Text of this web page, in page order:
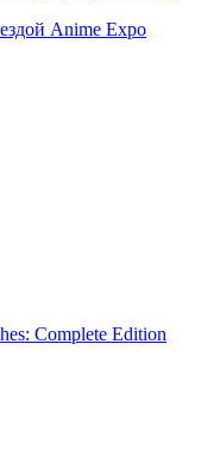
Anime Expo
Complete Edition